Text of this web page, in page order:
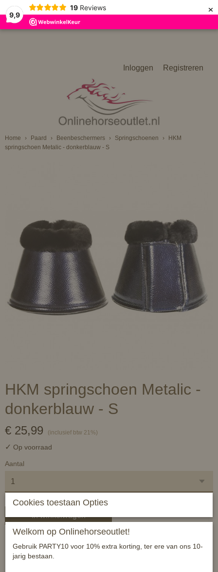
9,9
19 Reviews ×
Inloggen Registreren
Home › Paard › Beenbeschermers › Springschoenen ›
HKM
springschoen Metalic - donkerblauw - S
HKM springschoen Metalic -
donkerblauw - S
€ 25,99 (inclusief btw 21%)
✓ Op voorraad
Aantal
In winkelwagen
Luxe springschoen met zachte teddyvoering.
Cookies toestaan Opties
Welkom op Onlinehorseoutlet!
Gebruik PARTY10 voor 10% extra korting, ter ere van ons 10-
jarig bestaan.